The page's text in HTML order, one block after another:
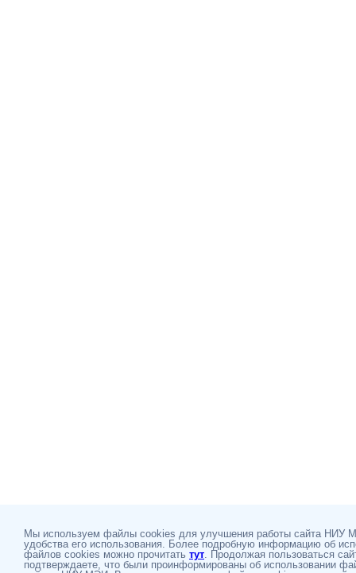
Мы используем файлы cookies для улучшения работы сайта НИУ
удобства его использования. Более подробную информацию об
файлов cookies можно прочитать тут. Продолжая пользоваться
подтверждаете, что были проинформированы об использовании